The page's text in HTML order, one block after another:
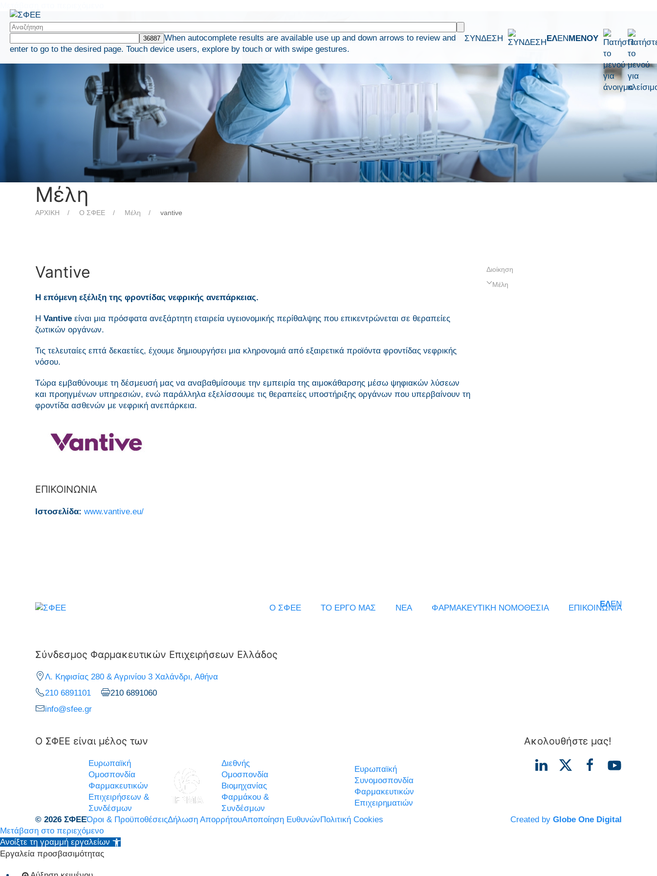
When autocomplete results are available use up and down arrows to review and
enter to go to the desired page. Touch device users, explore by touch or with swipe gestures.
ΣΥΝΔΕΣΗ ΕΛEN ΜΕΝΟΥ
Μέλη
ΑΡΧΙΚΗ Ο ΣΦΕΕ Μέλη vantive
Vantive
Η επόμενη εξέλιξη της φροντίδας νεφρικής ανεπάρκειας.
Η Vantive είναι μια πρόσφατα ανεξάρτητη εταιρεία υγειονομικής περίθαλψης που επικεντρώνεται σε θεραπείες
ζωτικών οργάνων.
Τις τελευταίες επτά δεκαετίες, έχουμε δημιουργήσει μια κληρονομιά από εξαιρετικά προϊόντα φροντίδας νεφρικής
νόσου.
Τώρα εμβαθύνουμε τη δέσμευσή μας να αναβαθμίσουμε την εμπειρία της αιμοκάθαρσης μέσω ψηφιακών λύσεων
και προηγμένων υπηρεσιών, ενώ παράλληλα εξελίσσουμε τις θεραπείες υποστήριξης οργάνων που υπερβαίνουν τη
φροντίδα ασθενών με νεφρική ανεπάρκεια.
ΕΠΙΚΟΙΝΩΝΙΑ
Ιστοσελίδα: www.vantive.eu/
Διοίκηση
Μέλη
ΕΛEN
Ο ΣΦΕΕ ΤΟ ΕΡΓΟ ΜΑΣ ΝΕΑ ΦΑΡΜΑΚΕΥΤΙΚΗ ΝΟΜΟΘΕΣΙΑ ΕΠΙΚΟΙΝΩΝΙΑ
Σύνδεσμος Φαρμακευτικών Επιχειρήσεων Ελλάδος
Λ. Κηφισίας 280 & Αγρινίου 3 Χαλάνδρι, Αθήνα
210 6891101
210 6891060
info@sfee.gr
Ο ΣΦΕΕ είναι μέλος των
Ευρωπαϊκή
Ομοσπονδία
Φαρμακευτικών
Επιχειρήσεων &
Συνδέσμων
Διεθνής
Ομοσπονδία
Βιομηχανίας
Φαρμάκου &
Συνδέσμων
Ευρωπαϊκή
Συνομοσπονδία
Φαρμακευτικών
Επιχειρηματιών
Ακολουθήστε μας!
© 2026 ΣΦΕΕΌροι & ΠροϋποθέσειςΔήλωση ΑπορρήτουΑποποίηση ΕυθυνώνΠολιτική Cookies Created by Globe One Digital
Μετάβαση στο περιεχόμενο
Ανοίξτε τη γραμμή εργαλείων
Εργαλεία προσβασιμότητας